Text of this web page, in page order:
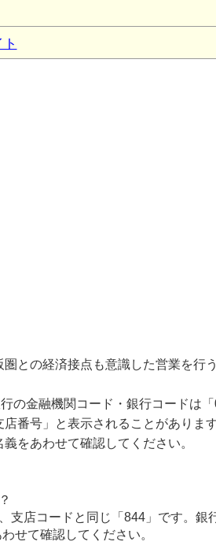
との経済接点も意識した営業を行
の金融機関コード・銀行コードは
番号」と表示されることがありま
をあわせて確認してください。
支店コードと同じ「844」です。銀
せて確認してください。